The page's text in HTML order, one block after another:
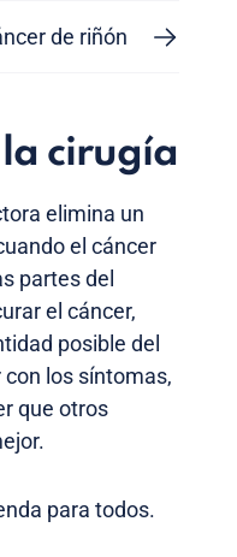
de riñón
cirugía
elimina un
el cáncer
partes del
el cáncer,
posible del
los síntomas,
que otros
para todos.